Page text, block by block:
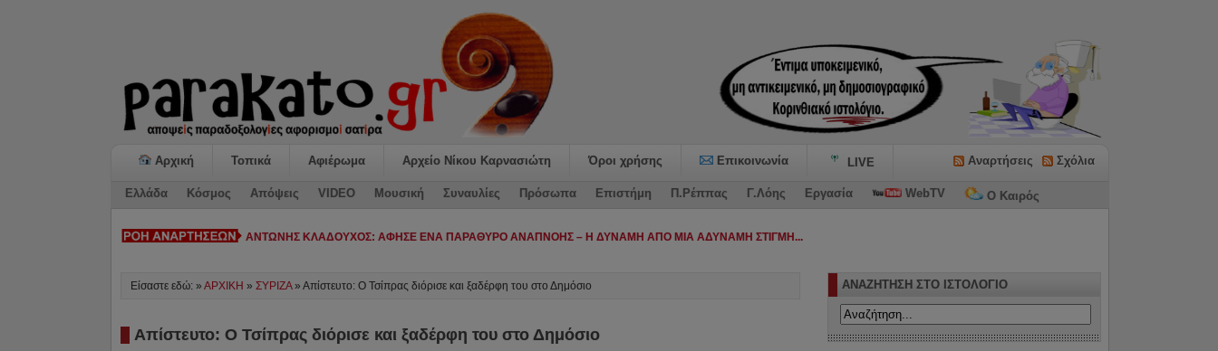
Αρχική Τοπικά Αφιέρωμα Αρχείο Νίκου Καρνασιώτη Όροι χρήσης Επικοινωνία LIVE Αναρτήσεις Σχόλια
Ελλάδα Κόσμος Απόψεις VIDEO Μουσική Συναυλίες Πρόσωπα Επιστήμη Π.Ρέππας Γ.Λόης Εργασία WebTV Ο Καιρός
ΚΙΑΤΟ: Η «ΕΠΟΜΕ-
Είσαστε εδώ: » ΑΡΧΙΚΗ » ΣΥΡΙΖΑ» Απίστευτο: Ο Τσίπρας διόρισε και ξαδέρφη του στο Δημόσιο
Απίστευτο: Ο Τσίπρας διόρισε και ξαδέρφη του στο Δημόσιο
ΑΝΑΖΗΤΗΣΗ ΣΤΟ ΙΣΤΟΛΟΓΙΟ